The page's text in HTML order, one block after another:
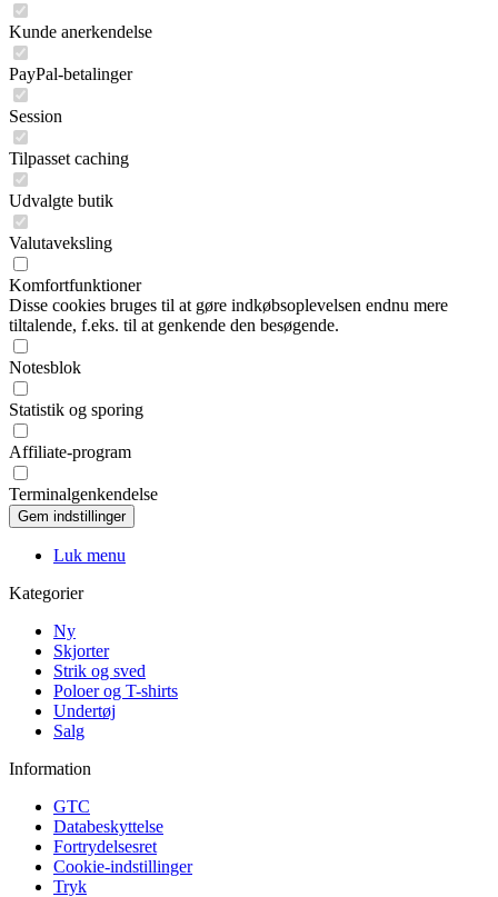
Kunde anerkendelse
PayPal-betalinger
Session
Tilpasset caching
Udvalgte butik
Valutaveksling
Komfortfunktioner
Disse cookies bruges til at gøre indkøbsoplevelsen endnu mere
tiltalende, f.eks. til at genkende den besøgende.
Notesblok
Statistik og sporing
Affiliate-program
Terminalgenkendelse
Luk menu
Kategorier
Ny
Skjorter
Strik og sved
Poloer og T-shirts
Undertøj
Salg
Information
GTC
Databeskyttelse
Fortrydelsesret
Cookie-indstillinger
Tryk